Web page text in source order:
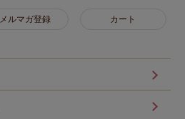
メルマガ登録 カート